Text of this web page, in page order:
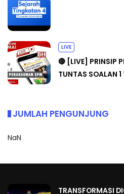
LIVE
🔴 [LIVE] PRINSIP
TUNTAS SOALAN
JUMLAH PENGUNJUNG
NaN
TRANSFORMASI